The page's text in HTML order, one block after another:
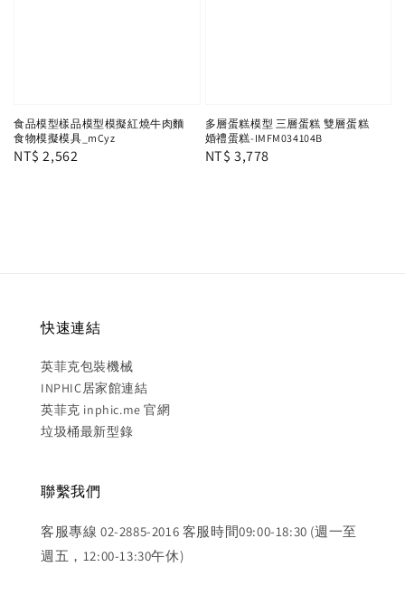
食品模型樣品模型模擬紅燒牛肉麵
食物模擬模具_mCyz
Regular
NT$ 2,562
多層蛋糕模型 三層蛋糕 雙層蛋糕
婚禮蛋糕-IMFM034104B
Regular
NT$ 3,778
快速連結
英菲克包裝機械
INPHIC居家館連結
英菲克 inphic.me 官網
垃圾桶最新型錄
聯繫我們
客服專線 02-2885-2016 客服時間09:00-18:30 (週一至
週五，12:00-13:30午休)